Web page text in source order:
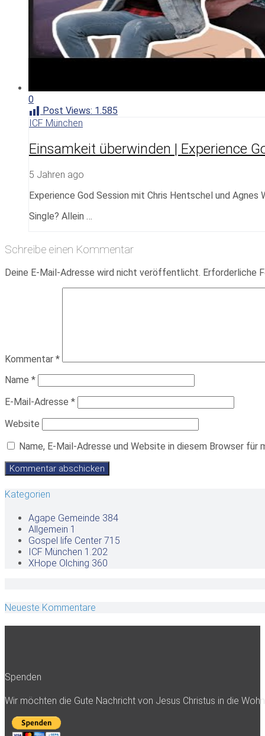
0
Post Views: 1.585
ICF München
Einsamkeit überwinden | Experience
5 Jahren ago
Experience God Session mit Chris Hentschel und Agnes
Single? Allein …
Schreibe einen Kommentar
Deine E-Mail-Adresse wird nicht veröffentlicht. Erforderliche
Kommentar *
Name *
E-Mail-Adresse *
Website
Name, E-Mail-Adresse und Website in diesem Browser für
Kategorien
Agape Gemeinde 384
Allgemein 1
Gospel life Center 715
ICF München 1.202
XHope Olching 360
Neueste Kommentare
Spenden
Wir möchten die Gute Nachricht von Jesus Christus in die